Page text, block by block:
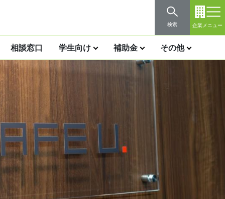
検索 企業メニュー
相談窓口 学生向け 補助金 その他